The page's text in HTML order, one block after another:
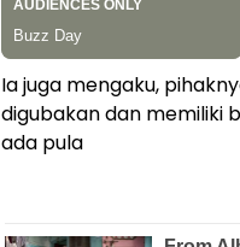
Ia juga mengaku,
digubakan dan memiliki
ada pula